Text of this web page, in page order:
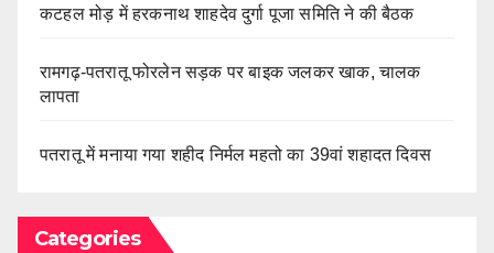
कटहल मोड़ में हरकनाथ शाहदेव दुर्गा पूजा समिति ने की बैठक
रामगढ़-पतरातू फोरलेन सड़क पर बाइक जलकर खाक, चालक
लापता
पतरातू में मनाया गया शहीद निर्मल महतो का 39वां शहादत दिवस
Categories